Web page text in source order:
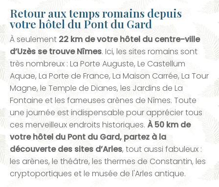
Retour aux temps romains depuis
votre hôtel du Pont du Gard
À seulement 22 km de votre hôtel du centre-ville
d’Uzès se trouve Nîmes. Ici, les sites romains sont
très nombreux : La Porte Auguste, Le Castellum
Aquae, La Porte de France, La Maison Carrée, La Tour
Magne, le Temple de Dianes, les Jardins de La
Fontaine et les fameuses arènes de Nîmes. Toute
une journée est indispensable pour apprécier tous
ces merveilleux endroits historiques. À 50 km de
votre hôtel du Pont du Gard, partez à la
découverte des sites d’Arles, tout aussi fabuleux :
les arènes, le théâtre, les thermes de Constantin, les
cryptoportiques et le musée de l'Arles antique.